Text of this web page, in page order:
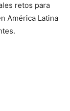
retos para
América Latina